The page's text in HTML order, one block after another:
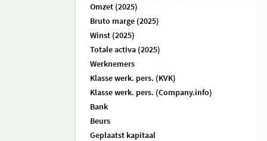
Omzet (2025)
Bruto marge (2025)
Winst (2025)
Totale activa (2025)
Werknemers
Klasse werk. pers. (KVK)
Klasse werk. pers. (Company.info)
Bank
Beurs
Geplaatst kapitaal